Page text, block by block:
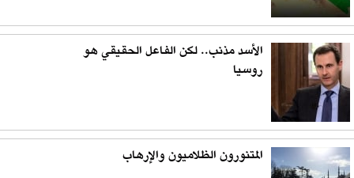
الأسد مذنب.. لكن الفاعل الحقيقي هو
روسيا
المتنورون الظلاميون والإرهاب